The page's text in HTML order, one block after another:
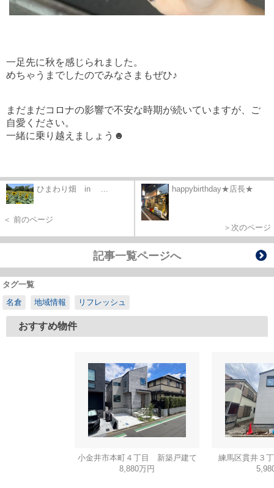
一足先に秋を感じられました。
めちゃうまでしたのでみなさまもぜひ♪
まだまだコロナの影響で不安な時期が続いていますが、ご
自愛ください。
一緒に乗り越えましょう☻
ひまわり畑 in ...
＜ 前のページ
happybirthday★店長★
＞次のページ
記事一覧ページへ
タグ一覧
名倉
地域情報 リフレッシュ
おすすめ物件
小金井市本町４丁目 新築戸建て
8,880万円
練馬区貫井３